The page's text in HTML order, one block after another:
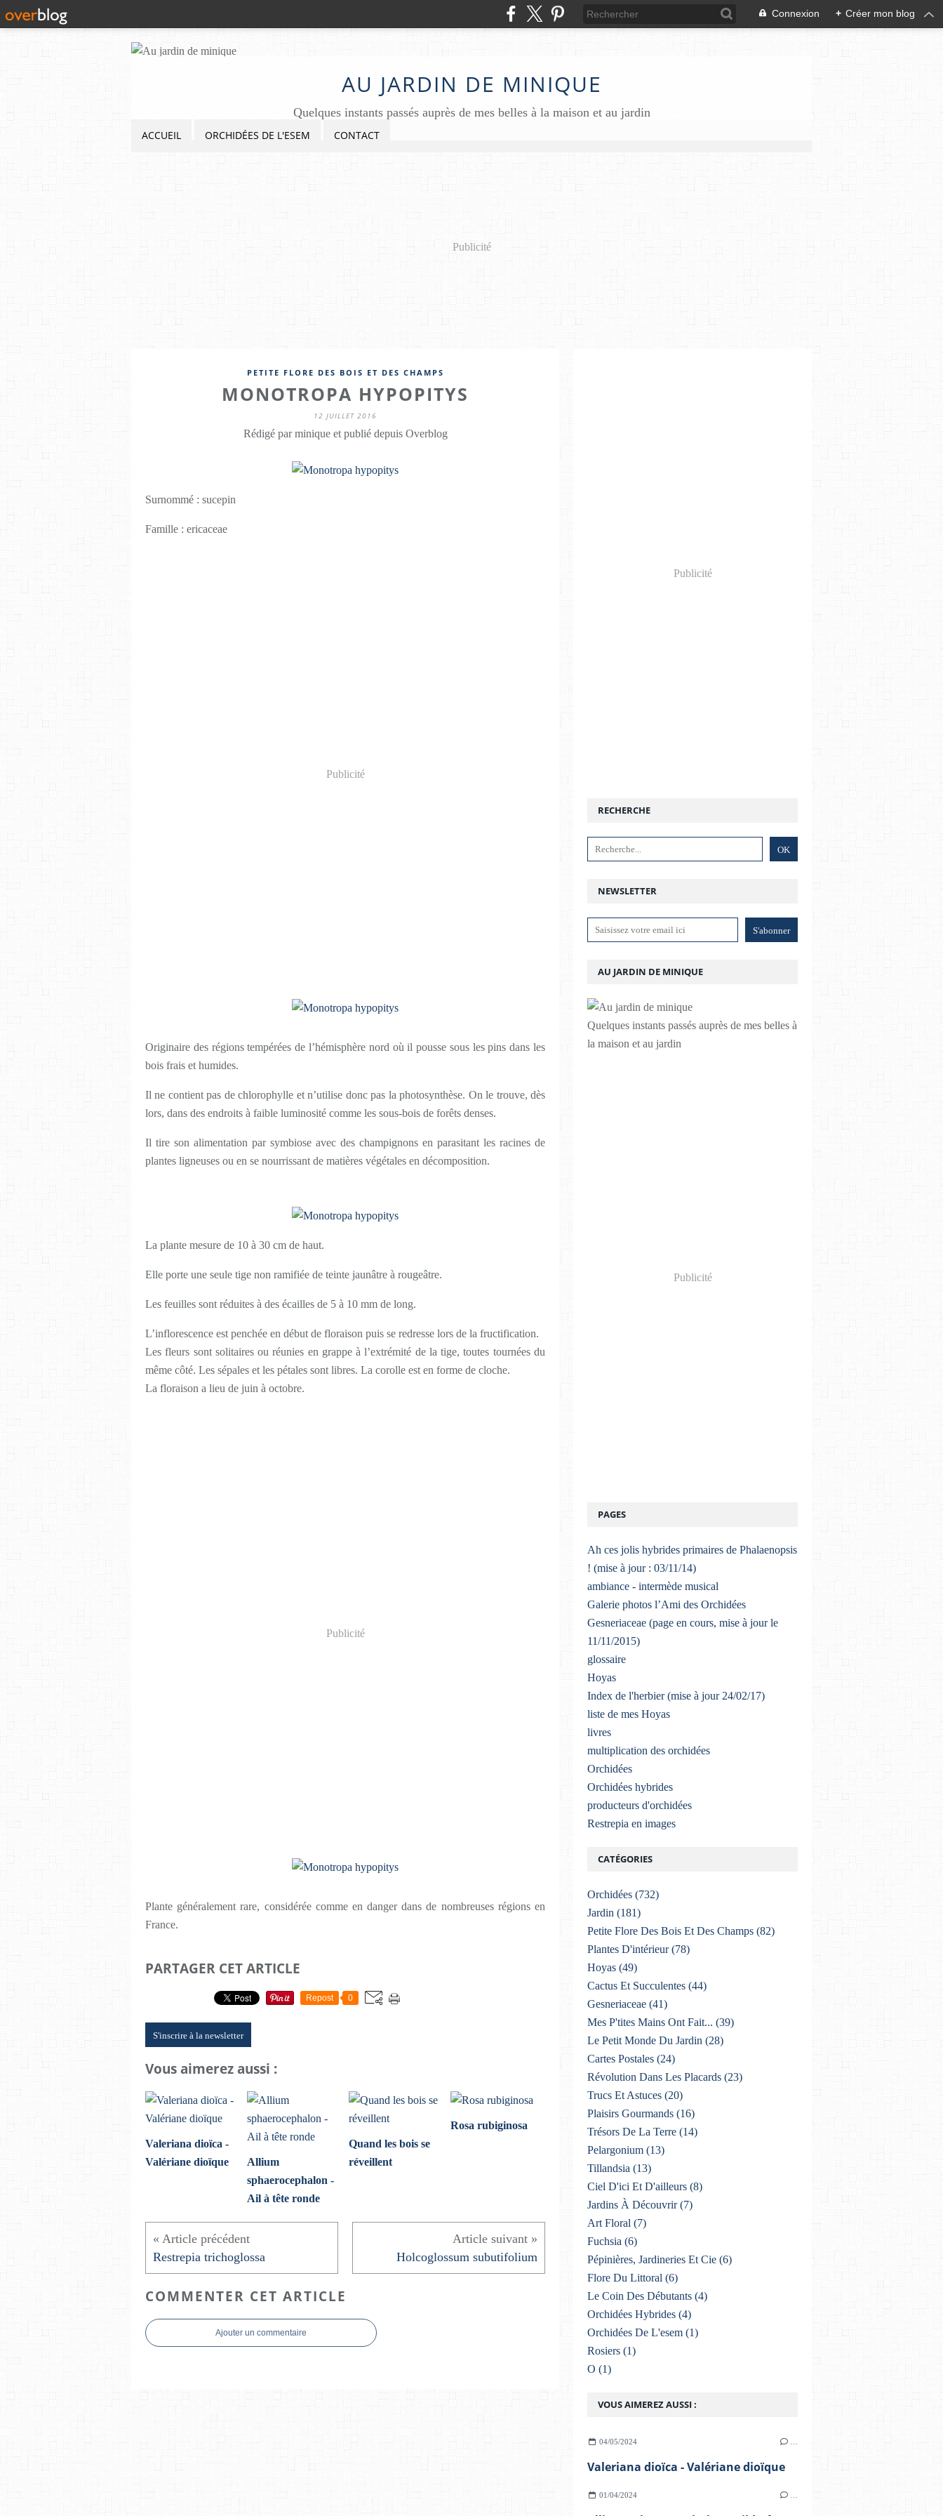
Connexion + Créer mon blog
AU JARDIN DE MINIQUE
Quelques instants passés auprès de mes belles à la maison et au jardin
ACCUEIL ORCHIDÉES DE L'ESEM CONTACT
Publicité
PETITE FLORE DES BOIS ET DES CHAMPS
MONOTROPA HYPOPITYS
12 JUILLET 2016
Rédigé par minique et publié depuis Overblog
Surnommé : sucepin
Famille : ericaceae
Publicité
Originaire des régions tempérées de l’hémisphère nord où il pousse sous les pins dans les
bois frais et humides.
Il ne contient pas de chlorophylle et n’utilise donc pas la photosynthèse. On le trouve, dès
lors, dans des endroits à faible luminosité comme les sous-bois de forêts denses.
Il tire son alimentation par symbiose avec des champignons en parasitant les racines de
plantes ligneuses ou en se nourrissant de matières végétales en décomposition.
La plante mesure de 10 à 30 cm de haut.
Elle porte une seule tige non ramifiée de teinte jaunâtre à rougeâtre.
Les feuilles sont réduites à des écailles de 5 à 10 mm de long.
L’inflorescence est penchée en début de floraison puis se redresse lors de la fructification.
Les fleurs sont solitaires ou réunies en grappe à l’extrémité de la tige, toutes tournées du
même côté. Les sépales et les pétales sont libres. La corolle est en forme de cloche.
La floraison a lieu de juin à octobre.
Publicité
Plante généralement rare, considérée comme en danger dans de nombreuses régions en
France.
PARTAGER CET ARTICLE
Repost 0
S'inscrire à la newsletter
Vous aimerez aussi :
Valeriana dioïca -
Valériane dioïque
Allium
sphaerocephalon -
Ail à tête ronde
Quand les bois se
réveillent
Rosa rubiginosa
Restrepia trichoglossa Holcoglossum subutifolium
COMMENTER CET ARTICLE
Ajouter un commentaire
Publicité
NEWSLETTER
RECHERCHE
AU JARDIN DE MINIQUE
Quelques instants passés auprès de mes belles à
la maison et au jardin
Publicité
VOUS AIMEREZ AUSSI :
04/05/2024
Valeriana dioïca - Valériane dioïque
01/04/2024
PAGES
Ah ces jolis hybrides primaires de Phalaenopsis
! (mise à jour : 03/11/14)
ambiance - intermède musical
Galerie photos l’Ami des Orchidées
Gesneriaceae (page en cours, mise à jour le
11/11/2015)
glossaire
Hoyas
Index de l'herbier (mise à jour 24/02/17)
liste de mes Hoyas
livres
multiplication des orchidées
Orchidées
Orchidées hybrides
producteurs d'orchidées
Restrepia en images
CATÉGORIES
Orchidées (732)
Jardin (181)
Petite Flore Des Bois Et Des Champs (82)
Plantes D'intérieur(78)
Hoyas (49)
Cactus Et Succulentes (44)
Gesneriaceae (41)
Mes P'tites Mains Ont Fait... (39)
Le Petit Monde Du Jardin (28)
Cartes Postales (24)
Révolution Dans Les Placards (23)
Trucs Et Astuces (20)
Plaisirs Gourmands (16)
Trésors De La Terre (14)
Pelargonium (13)
Tillandsia (13)
Ciel D'ici Et D'ailleurs (8)
Jardins À Découvrir(7)
Art Floral (7)
Fuchsia (6)
Pépinières, Jardineries Et Cie (6)
Flore Du Littoral (6)
Le Coin Des Débutants (4)
Orchidées Hybrides (4)
Orchidées De L'esem (1)
Rosiers (1)
O (1)